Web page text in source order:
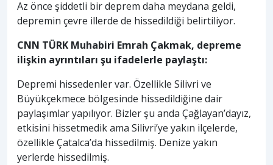
Az önce şiddetli bir deprem daha meydana geldi,
depremin çevre illerde de hissedildiği belirtiliyor.
CNN TÜRK Muhabiri Emrah Çakmak, depreme
ilişkin ayrıntıları şu ifadelerle paylaştı:
Depremi hissedenler var. Özellikle Silivri ve
Büyükçekmece bölgesinde hissedildiğine dair
paylaşımlar yapılıyor. Bizler şu anda Çağlayan’dayız,
etkisini hissetmedik ama Silivri’ye yakın ilçelerde,
özellikle Çatalca’da hissedilmiş. Denize yakın
yerlerde hissedilmiş.